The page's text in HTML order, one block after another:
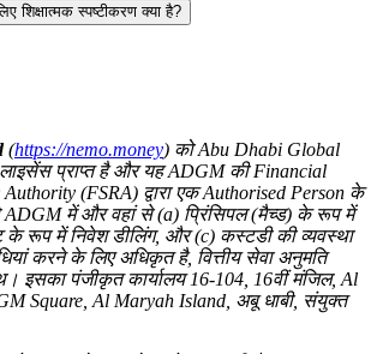
शिक्षात्मक स्पष्टीकरण क्या है?
(https://nemo.money) को Abu Dhabi Global
प्राप्त है और यह ADGM की Financial
(FSRA) द्वारा एक Authorised Person के
ADGM में और वहां से (a) प्रिंसिपल (मैच्ड) के रूप में
के रूप में निवेश डीलिंग, और (c) कस्टडी की व्यवस्था
करने के लिए अधिकृत है, वित्तीय सेवा अनुमति
इसका पंजीकृत कार्यालय 16-104, 16वीं मंजिल, Al
Square, Al Maryah Island, अबू धाबी, संयुक्त